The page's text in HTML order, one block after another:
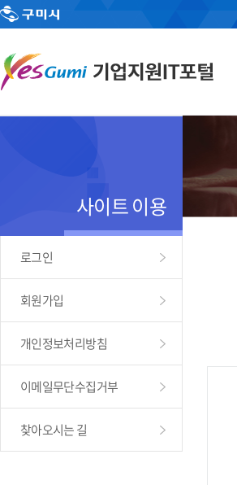
사이트 이용
로그인
회원가입
개인정보처리방침
이메일무단수집거부
찾아오시는 길